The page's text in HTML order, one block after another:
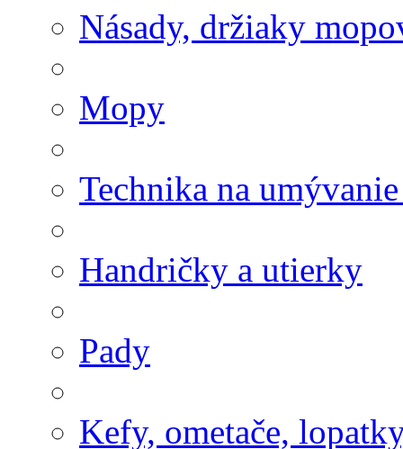
Násady, držiaky
Mopy
Technika na
Handričky a utierky
Pady
Kefy, ometače,